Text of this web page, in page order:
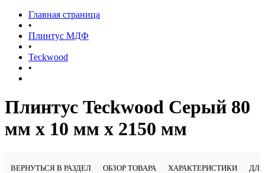
Главная страница
•
Плинтус МДФ
•
Teckwood
•
Плинтус Teckwood Серый 80
мм х 10 мм х 2150 мм
ВЕРНУТЬСЯ В РАЗДЕЛ ОБЗОР ТОВАРА ХАРАКТЕРИСТИКИ